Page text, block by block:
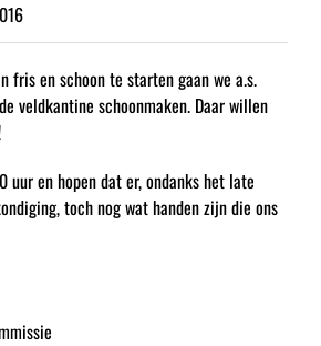
fris en schoon te starten gaan we a.s.
veldkantine schoonmaken. Daar willen
uur en hopen dat er, ondanks het late
toch nog wat handen zijn die ons